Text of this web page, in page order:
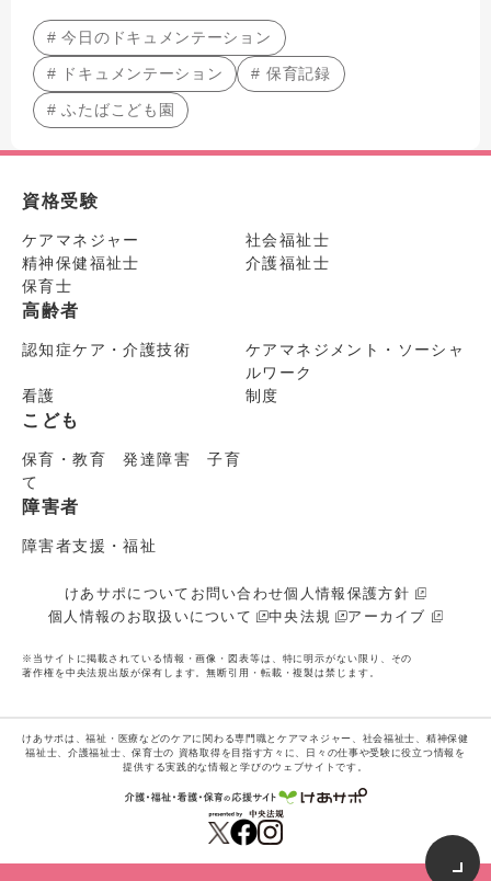
# 今日のドキュメンテーション
# ドキュメンテーション # 保育記録
# ふたばこども園
資格受験
ケアマネジャー
社会福祉士
精神保健福祉士
介護福祉士
保育士
高齢者
認知症ケア・介護技術
ケアマネジメント・ソーシャ
ルワーク
看護
制度
こども
保育・教育 発達障害 子育
て
障害者
障害者支援・福祉
けあサポについて お問い合わせ個人情報保護方針
個人情報のお取扱いについて
中央法規 アーカイブ
※当サイトに掲載されている情報・画像・図表等は、特に明示がない限り、その
著作権を中央法規出版が保有します。無断引用・転載・複製は禁じます。
けあサポは、福祉・医療などのケアに関わる専門職とケアマネジャー、社会福祉士、精神保健
福祉士、介護福祉士、保育士の 資格取得を目指す方々に、日々の仕事や受験に役立つ情報を
提供する実践的な情報と学びのウェブサイトです。